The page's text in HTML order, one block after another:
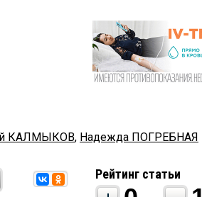
КАЛМЫКОВ, Надежда ПОГРЕБНАЯ
Рейтинг статьи